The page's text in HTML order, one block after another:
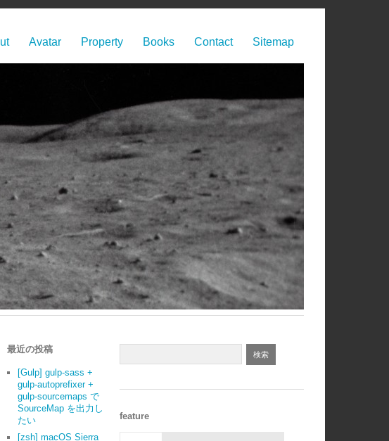
Avatar Property Books Contact Sitemap
最近の投稿
[Gulp] gulp-sass +
gulp-autoprefixer +
gulp-sourcemaps で
SourceMap を出力し
たい
[zsh] macOS Sierra
feature